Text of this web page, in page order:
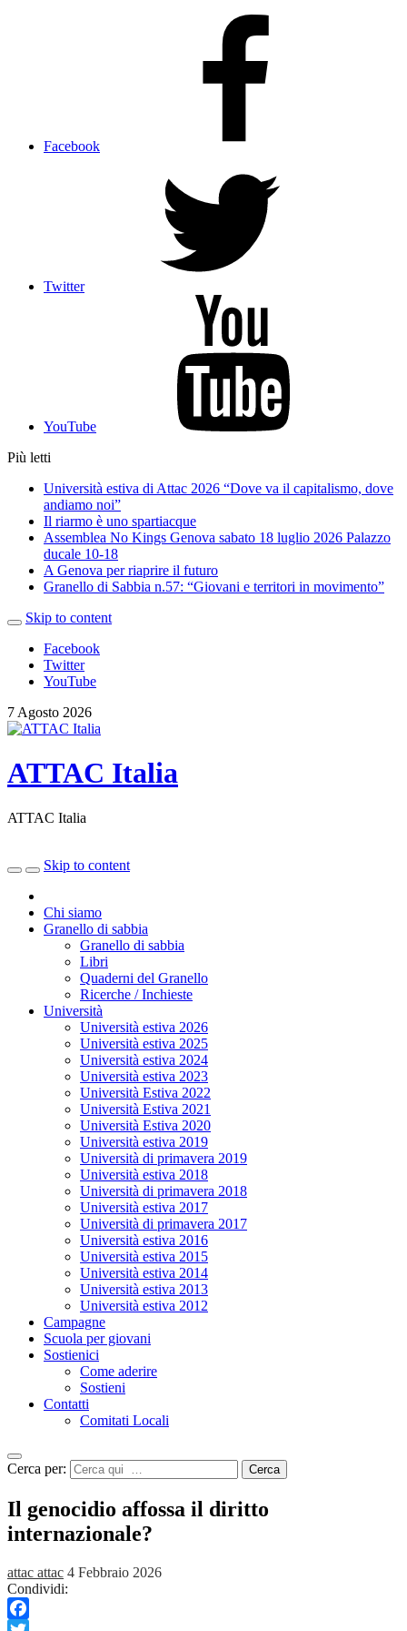
Facebook
Twitter
YouTube
Più letti
Università estiva di Attac 2026 “Dove va il capitalismo, dove
andiamo noi”
Il riarmo è uno spartiacque
Assemblea No Kings Genova sabato 18 luglio 2026 Palazzo
ducale 10-18
A Genova per riaprire il futuro
Granello di Sabbia n.57: “Giovani e territori in movimento”
Skip to content
Facebook
Twitter
YouTube
7 Agosto 2026
ATTAC Italia
ATTAC Italia
Skip to content
Chi siamo
Granello di sabbia
Granello di sabbia
Libri
Quaderni del Granello
Ricerche / Inchieste
Università
Università estiva 2026
Università estiva 2025
Università estiva 2024
Università estiva 2023
Università Estiva 2022
Università Estiva 2021
Università Estiva 2020
Università estiva 2019
Università di primavera 2019
Università estiva 2018
Università di primavera 2018
Università estiva 2017
Università di primavera 2017
Università estiva 2016
Università estiva 2015
Università estiva 2014
Università estiva 2013
Università estiva 2012
Campagne
Scuola per giovani
Sostienici
Come aderire
Sostieni
Contatti
Comitati Locali
Cerca per: Cerca
Il genocidio affossa il diritto
internazionale?
attac attac 4 Febbraio 2026
Condividi: